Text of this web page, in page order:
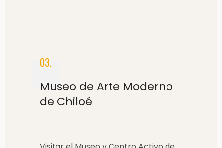
03.
Museo de Arte Moderno
de Chiloé